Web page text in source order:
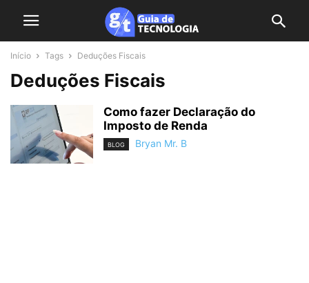
Início Tags Deduções Fiscais
Deduções Fiscais
Como fazer Declaração do
Imposto de Renda
BLOG Bryan Mr. B